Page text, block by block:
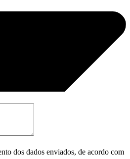
dos dados enviados, de acordo com